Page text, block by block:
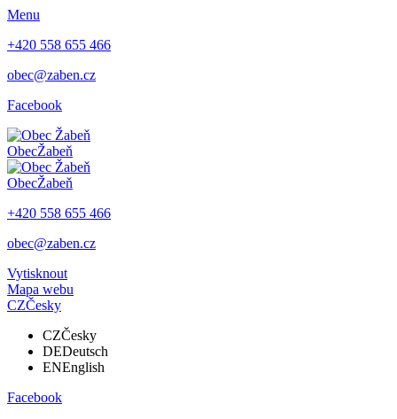
Menu
+420 558 655 466
obec@zaben.cz
Facebook
ObecŽabeň
ObecŽabeň
+420 558 655 466
obec@zaben.cz
Vytisknout
Mapa webu
CZČesky
CZČesky
DEDeutsch
ENEnglish
Facebook